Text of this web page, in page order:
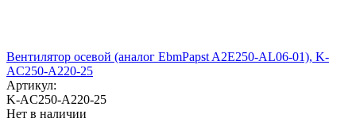
Вентилятор осевой (аналог EbmPapst A2E250-AL06-01), K-
AC250-A220-25
Артикул:
K-AC250-A220-25
Нет в наличии